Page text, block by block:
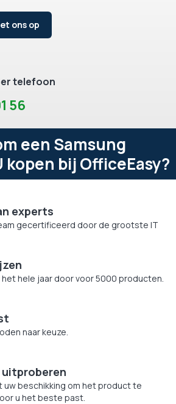
ons op
telefoon
56
een Samsung
kopen bij OfficeEasy?
experts
gecertificeerd door de grootste IT
hele jaar door voor 5000 producten.
naar keuze.
uitproberen
uw beschikking om het product te
u het beste past.